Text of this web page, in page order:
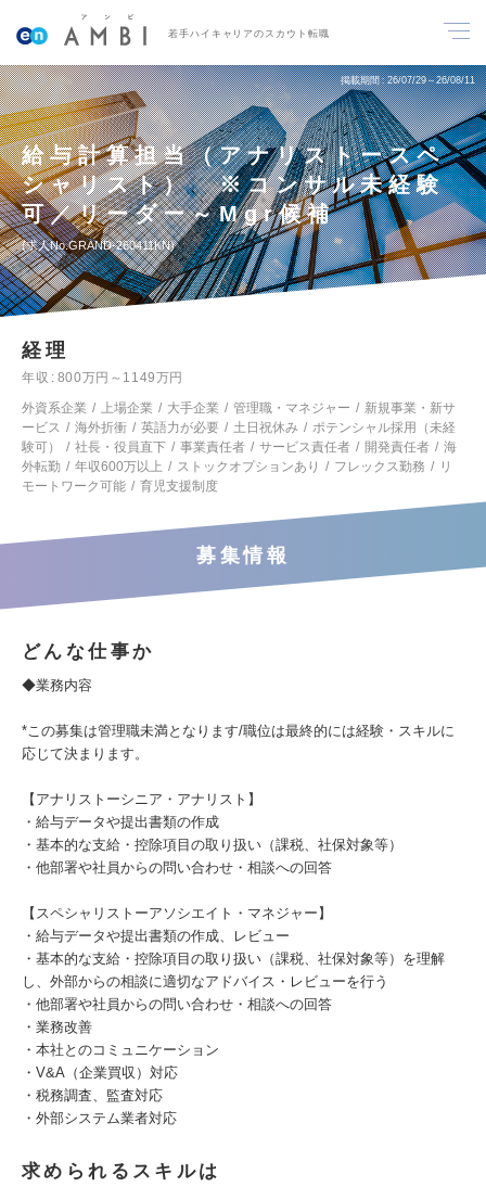
若手ハイキャリアのスカウト転職
掲載期間 26/07/29～26/08/11
給与計算担当（アナリストースペ
シャリスト） ※コンサル未経験
可／リーダー～Mgr候補
求人No.GRAND-260411KN
経理
年収
800万円～1149万円
外資系企業
上場企業 大手企業 管理職・マネジャー
新規事業・新サ
ービス
海外折衝 英語力が必要 土日祝休み
ポテンシャル採用（未経
験可）
社長・役員直下 事業責任者 サービス責任者 開発責任者
海
外転勤
年収600万以上 ストックオプションあり フレックス勤務
リ
モートワーク可能
育児支援制度
募集情報
どんな仕事か
◆業務内容
*この募集は管理職未満となります/職位は最終的には経験・スキルに
応じて決まります。
【アナリストーシニア・アナリスト】
・給与データや提出書類の作成
・基本的な支給・控除項目の取り扱い（課税、社保対象等）
・他部署や社員からの問い合わせ・相談への回答
【スペシャリストーアソシエイト・マネジャー】
・給与データや提出書類の作成、レビュー
・基本的な支給・控除項目の取り扱い（課税、社保対象等）を理解
し、外部からの相談に適切なアドバイス・レビューを行う
・他部署や社員からの問い合わせ・相談への回答
・業務改善
・本社とのコミュニケーション
・V&A（企業買収）対応
・税務調査、監査対応
・外部システム業者対応
求められるスキルは